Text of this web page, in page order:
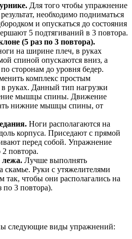
Для того чтобы упражнение
необходимо подниматься
и опускаться до состояния
5 подтягиваний в 3 повтора.
(5 раз по 3 повтора).
на ширине плеч, в руках
спиной опускаются вниз, а
сторонам до уровня бедер.
комплекс простым
руках. Данный тип нагрузки
мышцы спины. Движение
нижние мышцы спины, от
Ноги располагаются на
корпуса. Приседают с прямой
перед собой. Упражнение
повтора.
Лучше выполнять
скамье. Руки с утяжелителями
так, чтобы они располагались на
по 3 повтора).
следующие виды упражнений: